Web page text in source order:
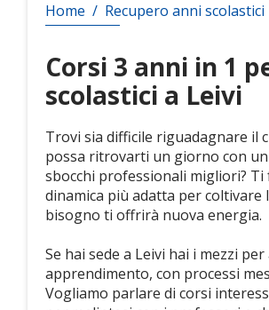
Home / Recupero anni scolastici
Corsi 3 anni in 1
scolastici a Leivi
Trovi sia difficile riguadagnare il
possa ritrovarti un giorno con
sbocchi professionali migliori? Ti
dinamica più adatta per coltivare
bisogno ti offrirà nuova energia.
Se hai sede a Leivi hai i mezzi
apprendimento, con processi
Vogliamo parlare di corsi